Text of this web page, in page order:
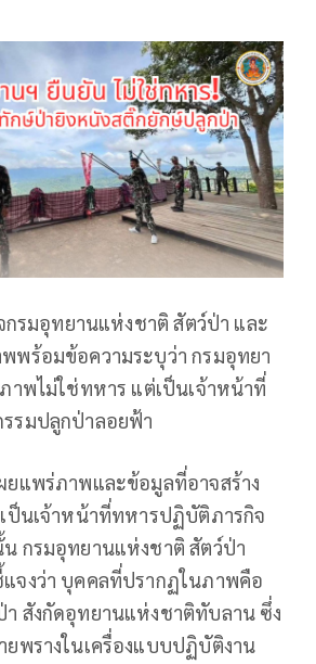
กรมอุทยานแห่งชาติ สัตว์ป่า และ
พร้อมข้อความระบุว่า กรมอุทยา
าพไม่ใช่ทหาร แต่เป็นเจ้าหน้าที่
รมปลูกป่าลอยฟ้า
ยแพร่ภาพและข้อมูลที่อาจสร้าง
เป็นเจ้าหน้าที่ทหารปฏิบัติภารกิจ
กรมอุทยานแห่งชาติ สัตว์ป่า
จงว่า บุคคลที่ปรากฏในภาพคือ
สังกัดอุทยานแห่งชาติทับลาน ซึ่ง
ยพรางในเครื่องแบบปฏิบัติงาน